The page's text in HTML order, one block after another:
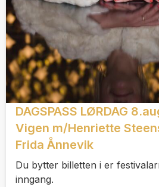
DAGSPASS LØRDAG
Vigen m/Henriette
Frida Ånnevik
Du bytter billetten i er
inngang.